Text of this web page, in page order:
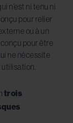
n’est ni tenu ni
pour relier
ou à un
conçu pour être
ne nécessite
trois